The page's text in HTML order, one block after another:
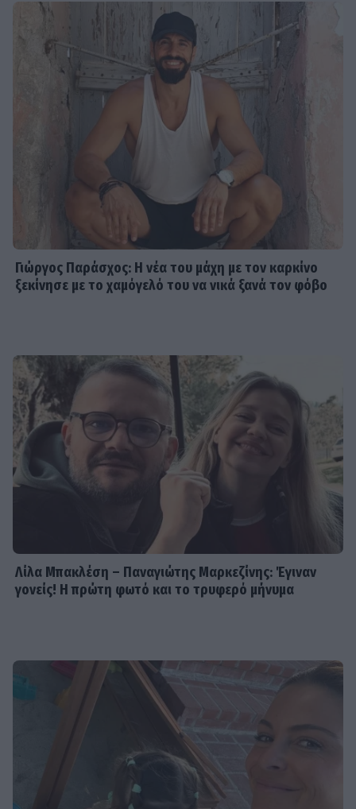
Γιώργος Παράσχος: Η νέα του μάχη με τον καρκίνο
ξεκίνησε με το χαμόγελό του να νικά ξανά τον φόβο
Λίλα Μπακλέση – Παναγιώτης Μαρκεζίνης: Έγιναν
γονείς! Η πρώτη φωτό και το τρυφερό μήνυμα